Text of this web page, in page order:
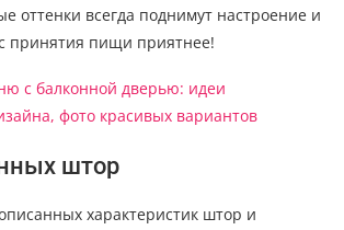
оттенки всегда поднимут настроение и
принятия пищи приятнее!
штор
характеристик штор и